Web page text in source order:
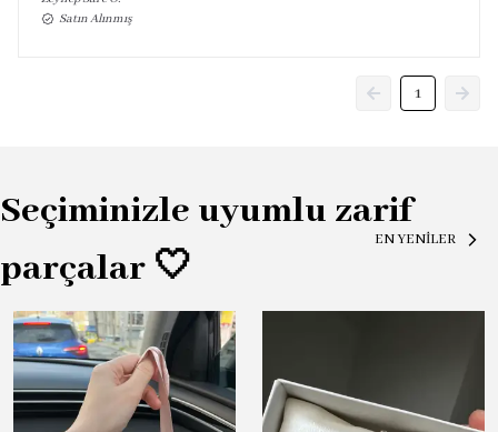
Satın Alınmış
1
Seçiminizle uyumlu zarif
parçalar 🤍
EN YENİLER